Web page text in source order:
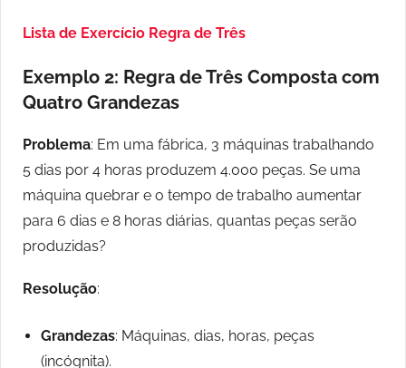
Lista de Exercício Regra de Três
Exemplo 2: Regra de Três Composta com
Quatro Grandezas
Problema: Em uma fábrica, 3 máquinas trabalhando
5 dias por 4 horas produzem 4.000 peças. Se uma
máquina quebrar e o tempo de trabalho aumentar
para 6 dias e 8 horas diárias, quantas peças serão
produzidas?
Resolução:
Grandezas: Máquinas, dias, horas, peças
(incógnita).